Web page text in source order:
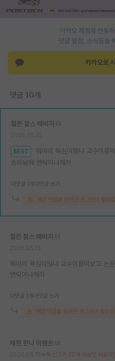
카카오 계정과 연동
댓글 알람, 소식등을
카카오로
댓글 10개
젊은 찰스 배비지
BEST
뭐이리 욕심이많냐 교수이름
승의날에 연락이나해라
대댓글 1개 대댓글 쓰기
해당 댓글을 보려면 로그인이 필요
젊은 찰스 배비지
뭐이리 욕심이많냐 교수이름덕보고 논
연락이나해라
대댓글 1개 대댓글 쓰기
해당 댓글을 보려면 로그인이 필요
체한 한나 아렌트
누적 신고가 20개 이상인 사용자